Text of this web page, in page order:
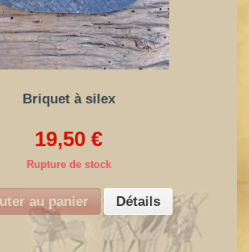
Briquet à silex
19,50 €
Rupture de stock
au panier Détails